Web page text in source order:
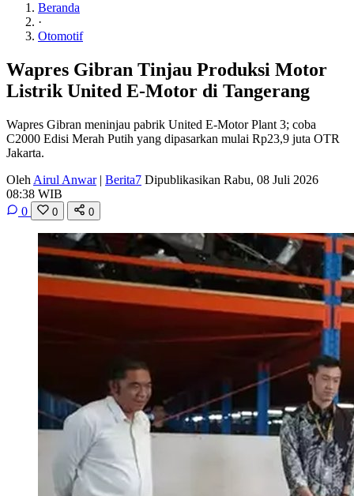
Beranda
·
Otomotif
Wapres Gibran Tinjau Produksi Motor
Listrik United E‑Motor di Tangerang
Wapres Gibran meninjau pabrik United E‑Motor Plant 3; coba
C2000 Edisi Merah Putih yang dipasarkan mulai Rp23,9 juta OTR
Jakarta.
Oleh Airul Anwar | Berita7 Dipublikasikan Rabu, 08 Juli 2026
08:38 WIB
0
0 0